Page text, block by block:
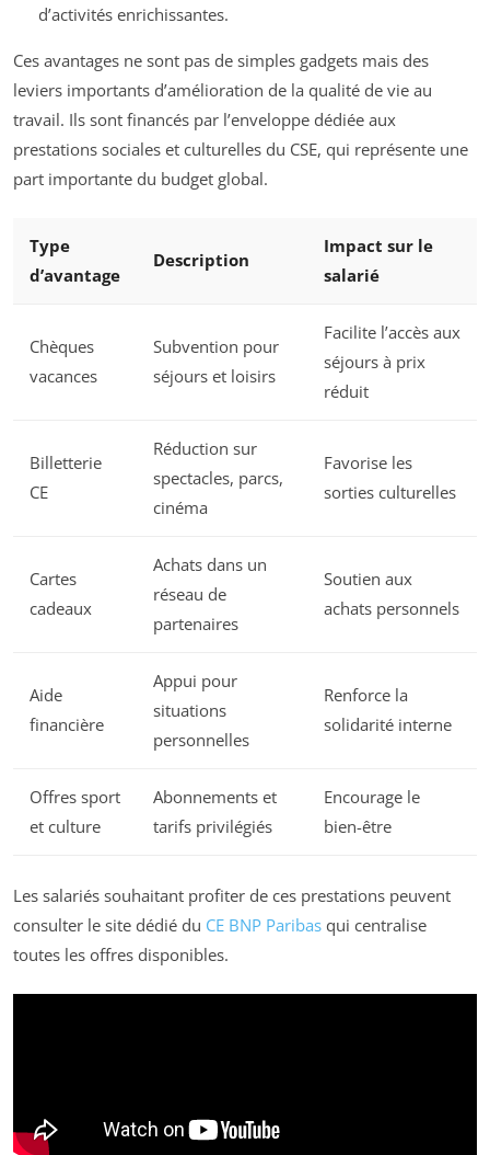
d’activités enrichissantes.
Ces avantages ne sont pas de simples gadgets mais des
leviers importants d’amélioration de la qualité de vie au
travail. Ils sont financés par l’enveloppe dédiée aux
prestations sociales et culturelles du CSE, qui représente une
part importante du budget global.
Type
d’avantage
Description
Impact sur le
salarié
Chèques
vacances
Subvention pour
séjours et loisirs
Facilite l’accès aux
séjours à prix
réduit
Billetterie
CE
Réduction sur
spectacles, parcs,
cinéma
Favorise les
sorties culturelles
Cartes
cadeaux
Achats dans un
réseau de
partenaires
Soutien aux
achats personnels
Aide
financière
Appui pour
situations
personnelles
Renforce la
solidarité interne
Offres sport
et culture
Abonnements et
tarifs privilégiés
Encourage le
bien-être
Les salariés souhaitant profiter de ces prestations peuvent
consulter le site dédié du CE BNP Paribas qui centralise
toutes les offres disponibles.